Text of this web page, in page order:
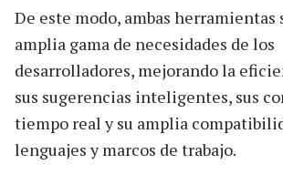
De este modo, ambas herramientas
amplia gama de necesidades de los
desarrolladores, mejorando la
sus sugerencias inteligentes, sus
tiempo real y su amplia
lenguajes y marcos de trabajo.